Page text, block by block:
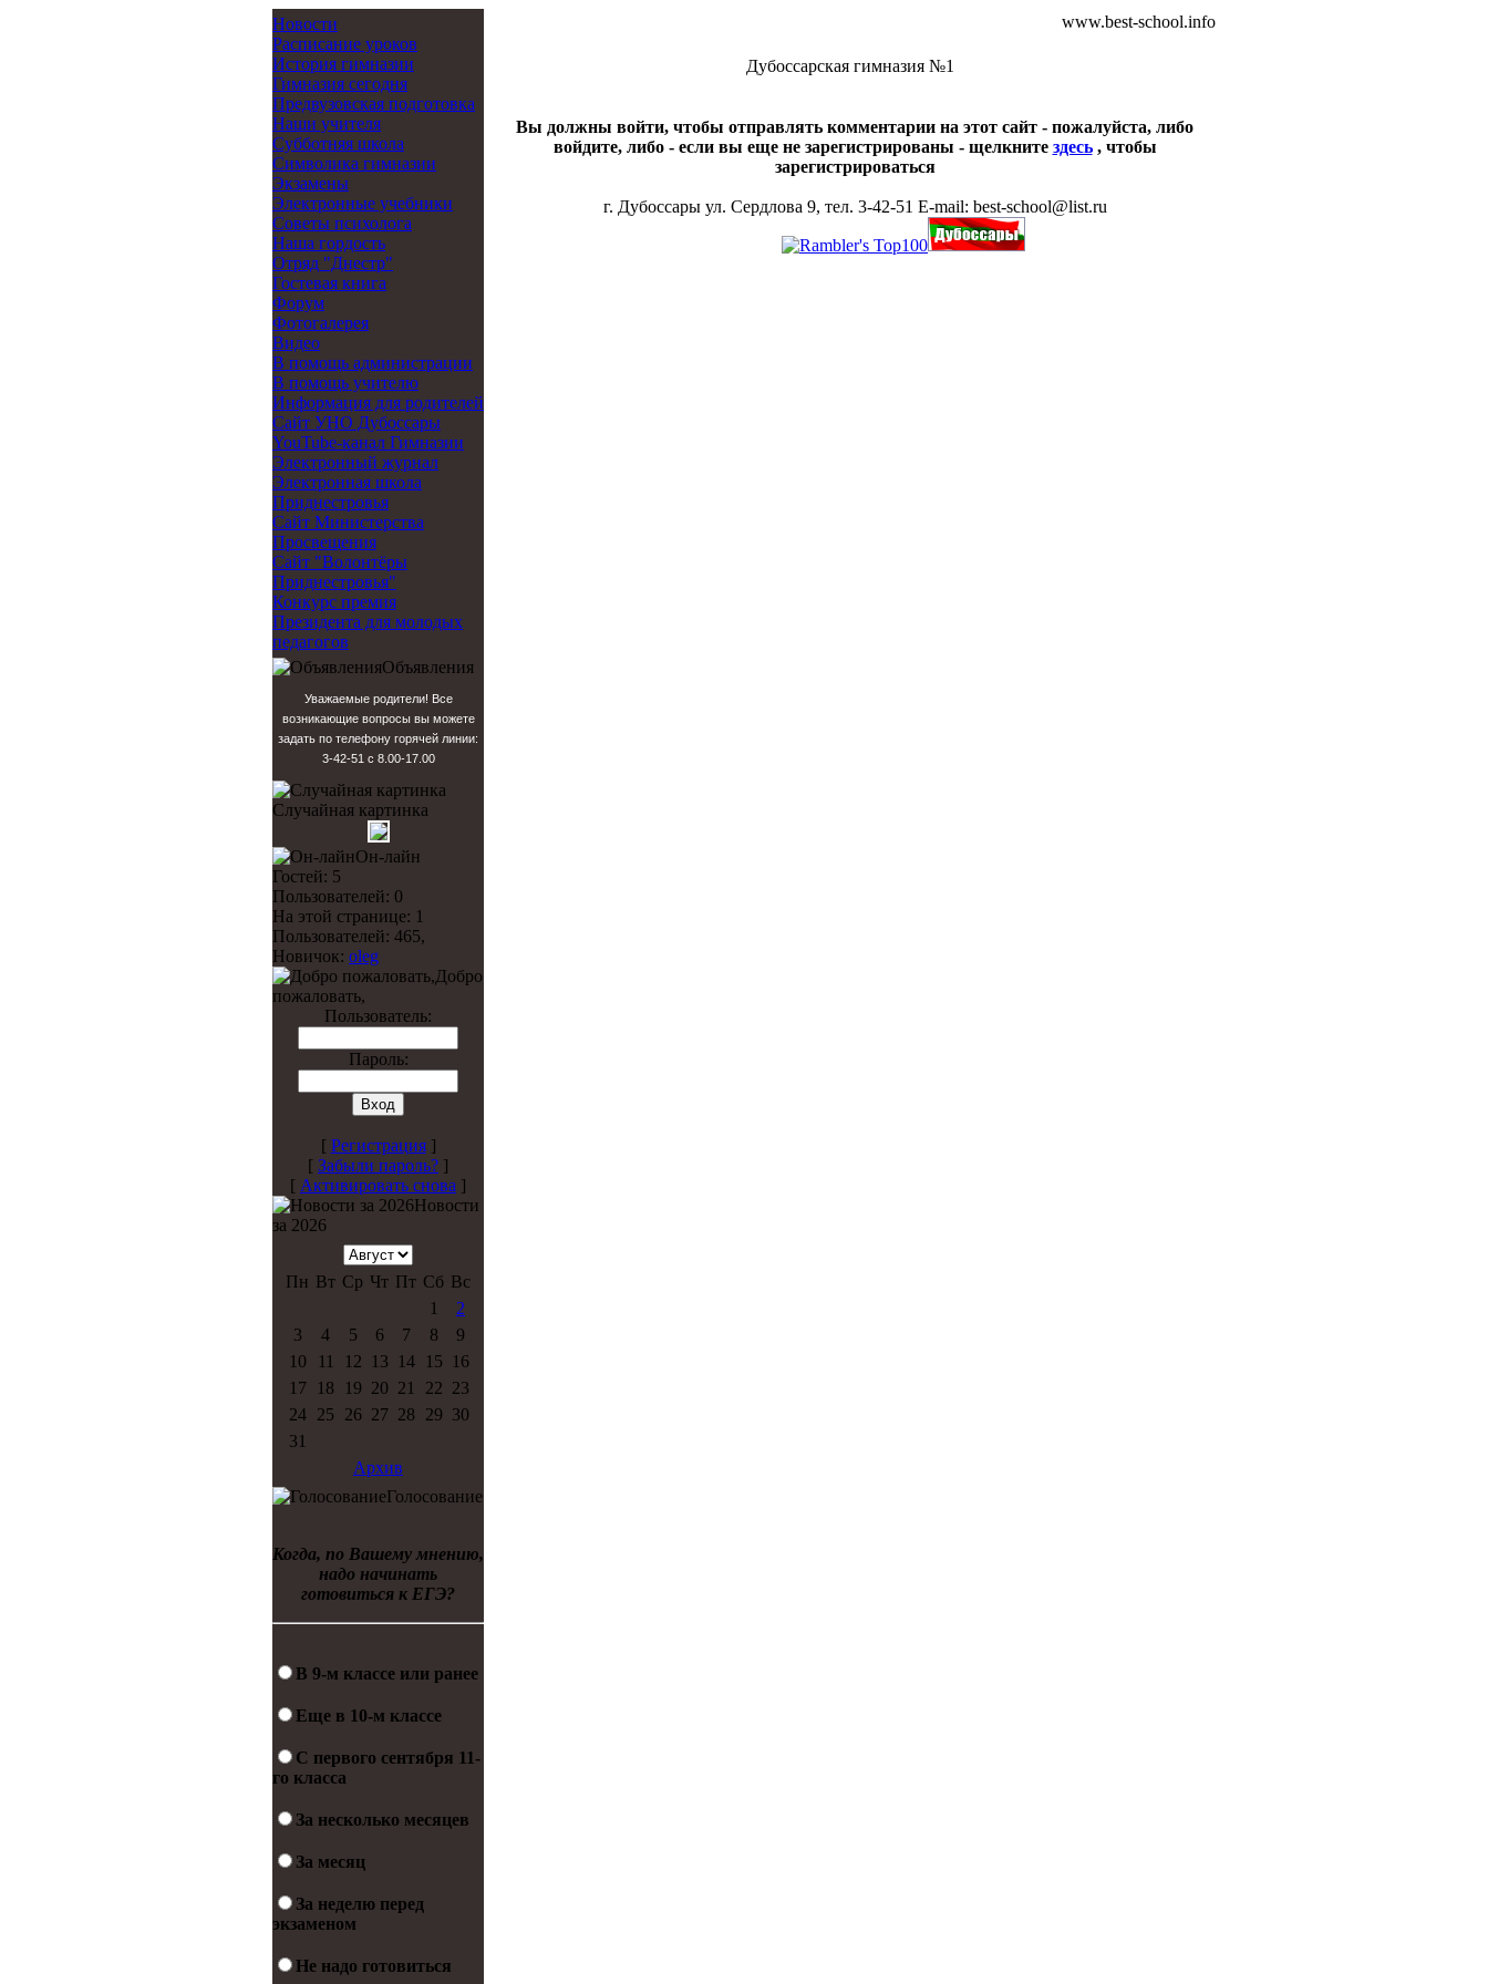
Новости
Расписание уроков
История гимназии
Гимназия сегодня
Предвузовская подготовка
Наши учителя
Субботняя школа
Символика гимназии
Экзамены
Электронные учебники
Советы психолога
Наша гордость
Отряд "Днестр"
Гостевая книга
Форум
Фотогалерея
Видео
В помощь администрации
В помощь учителю
Информация для родителей
Cайт УНО Дубоссары
YouTube-канал Гимназии
Электронный журнал
Электронная школа
Приднестровья
Сайт Министерства
Просвещения
Сайт "Волонтёры
Приднестровья"
Конкурс премия
Президента для молодых
педагогов
Объявления
Уважаемые родители! Все
возникающие вопросы вы можете
задать по телефону горячей линии:
3-42-51 с 8.00-17.00
Случайная картинка
Он-лайн
Гостей: 5
Пользователей: 0
На этой странице: 1
Пользователей: 465,
Новичок: oleg
Добро
пожаловать,
Пользователь:
Пароль:
[ Регистрация]
[ Забыли пароль? ]
[ Активировать снова ]
Новости
за 2026
Пн Вт Ср Чт Пт Сб Вс
1
2
3
4 5 6 7 8
9
10
11 12 13 14 15
16
17
18 19 20 21 22 23
24
25 26 27 28 29 30
31
Архив
Голосование
Когда, по Вашему мнению,
надо начинать
готовиться к ЕГЭ?
В 9-м классе или ранее
Еще в 10-м классе
С первого сентября 11-
го класса
За несколько месяцев
За месяц
За неделю перед
экзаменом
Не надо готовиться
www.best-school.info
Дубоссарская гимназия №1
Вы должны войти, чтобы отправлять комментарии на этот сайт - пожалуйста, либо
войдите, либо - если вы еще не зарегистрированы - щелкните здесь, чтобы
зарегистрироваться
г. Дубоссары ул. Сердлова 9, тел. 3-42-51 E-mail: best-school@list.ru